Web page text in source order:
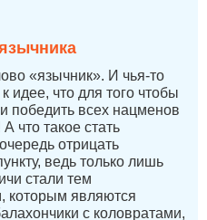
«язычник». И чья-то
идее, что для того чтобы
победить всех нацменов
что такое стать
отрицать
ведь только лишь
стали тем
которым являются
с коловратами,